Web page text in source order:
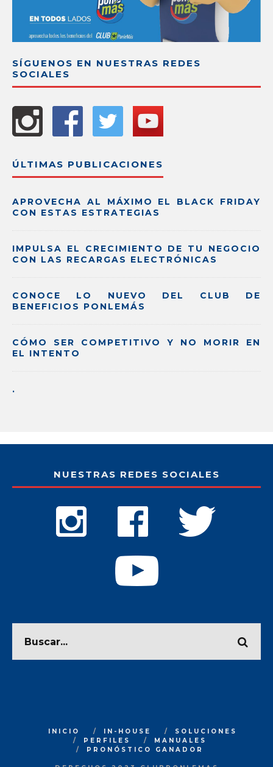
SÍGUENOS EN NUESTRAS REDES
SOCIALES
ÚLTIMAS PUBLICACIONES
APROVECHA AL MÁXIMO EL BLACK FRIDAY
CON ESTAS ESTRATEGIAS
IMPULSA EL CRECIMIENTO DE TU NEGOCIO
CON LAS RECARGAS ELECTRÓNICAS
CONOCE LO NUEVO DEL CLUB DE
BENEFICIOS PONLEMÁS
CÓMO SER COMPETITIVO Y NO MORIR EN
EL INTENTO
.
NUESTRAS REDES SOCIALES
INICIO IN-HOUSE
SOLUCIONES
PERFILES
MANUALES
PRONÓSTICO GANADOR